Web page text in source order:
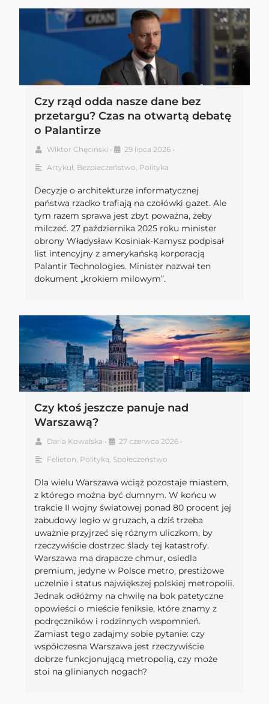
Czy rząd odda nasze dane bez
przetargu? Czas na otwartą debatę
o Palantirze
Wiktor Chęciński • 29 lipca 2026 •
Artykuł Bezpieczeństwo Polityka
Decyzje o architekturze informatycznej
państwa rzadko trafiają na czołówki gazet. Ale
tym razem sprawa jest zbyt poważna, żeby
milczeć. 27 października 2025 roku minister
obrony Władysław Kosiniak-Kamysz podpisał
list intencyjny z amerykańską korporacją
Palantir Technologies. Minister nazwał ten
dokument „krokiem milowym”.
Czy ktoś jeszcze panuje nad
Warszawą?
Daria Kowalska • 27 czerwca 2026 •
Felieton, Polityka, Społeczeństwo
Dla wielu Warszawa wciąż pozostaje miastem,
z którego można być dumnym. W końcu w
trakcie II wojny światowej ponad 80 procent jej
zabudowy legło w gruzach, a dziś trzeba
uważnie przyjrzeć się różnym uliczkom, by
rzeczywiście dostrzec ślady tej katastrofy.
Warszawa ma drapacze chmur, osiedla
premium, jedyne w Polsce metro, prestiżowe
uczelnie i status największej polskiej metropolii.
Jednak odłóżmy na chwilę na bok patetyczne
opowieści o mieście feniksie, które znamy z
podręczników i rodzinnych wspomnień.
Zamiast tego zadajmy sobie pytanie: czy
współczesna Warszawa jest rzeczywiście
dobrze funkcjonującą metropolią, czy może
stoi na glinianych nogach?